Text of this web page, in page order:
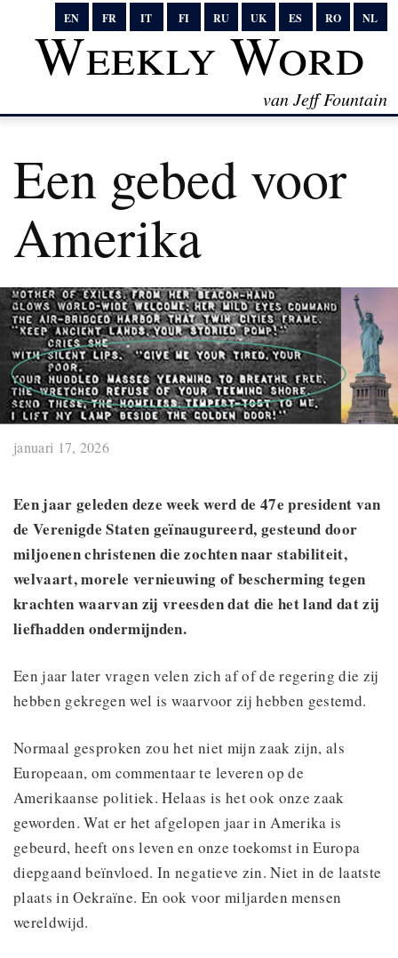
EN FR IT FI RU UK ES RO NL
Weekly Word
van Jeff Fountain
Een gebed voor
Amerika
januari 17, 2026
Een jaar geleden deze week werd de 47e president van
de Verenigde Staten geïnaugureerd, gesteund door
miljoenen christenen die zochten naar stabiliteit,
welvaart, morele vernieuwing of bescherming tegen
krachten waarvan zij vreesden dat die het land dat zij
liefhadden ondermijnden.
Een jaar later vragen velen zich af of de regering die zij
hebben gekregen wel is waarvoor zij hebben gestemd.
Normaal gesproken zou het niet mijn zaak zijn, als
Europeaan, om commentaar te leveren op de
Amerikaanse politiek. Helaas is het ook onze zaak
geworden. Wat er het afgelopen jaar in Amerika is
gebeurd, heeft ons leven en onze toekomst in Europa
diepgaand beïnvloed. In negatieve zin. Niet in de laatste
plaats in Oekraïne. En ook voor miljarden mensen
wereldwijd.